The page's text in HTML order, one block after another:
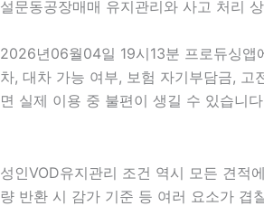
설문동공장매매 유지관리와 사고 처리
2026년06월04일 19시13분 프로듀싱앱
차, 대차 가능 여부, 보험 자기부담금,
면 실제 이용 중 불편이 생길 수 있습니
성인VOD유지관리 조건 역시 모든 견적
량 반환 시 감가 기준 등 여러 요소가 겹